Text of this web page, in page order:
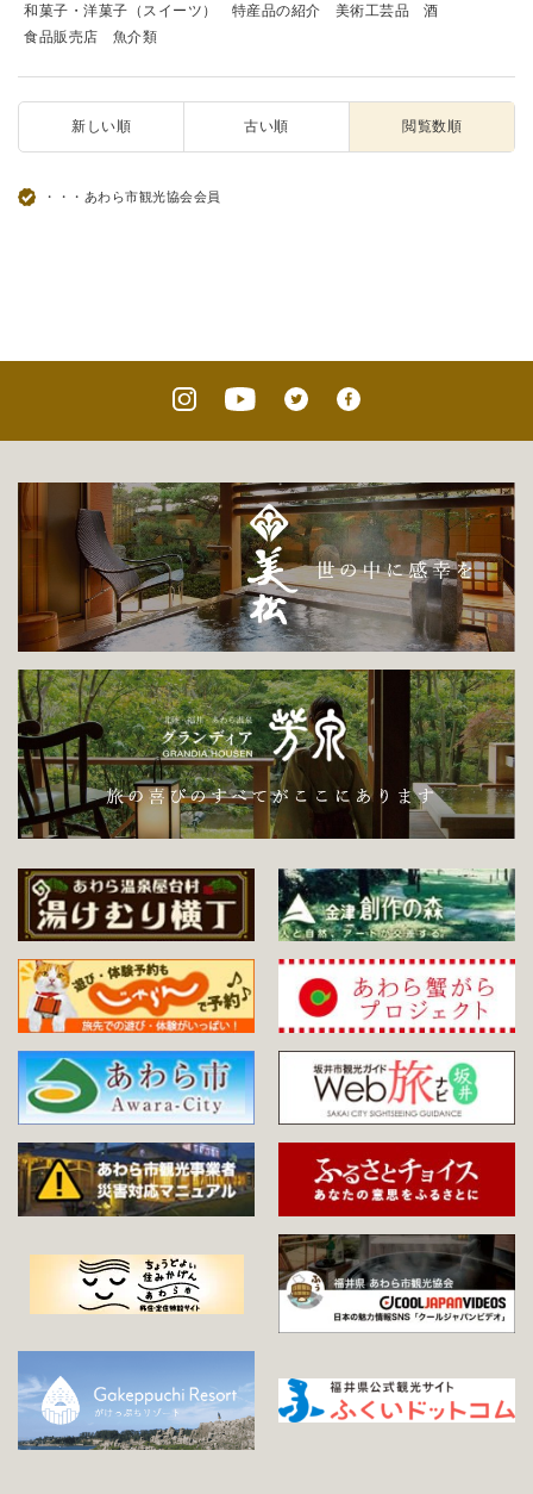
和菓子・洋菓子（スイーツ）
特産品の紹介 美術工芸品
酒
食品販売店
魚介類
新しい順 古い順 閲覧数順
・・・あわら市観光協会会員